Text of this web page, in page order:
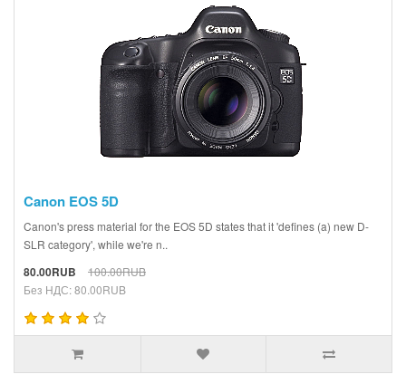
Canon EOS 5D
Canon's press material for the EOS 5D states that it 'defines (a) new D-
SLR category', while we're n..
80.00RUB
100.00RUB
Без НДС: 80.00RUB